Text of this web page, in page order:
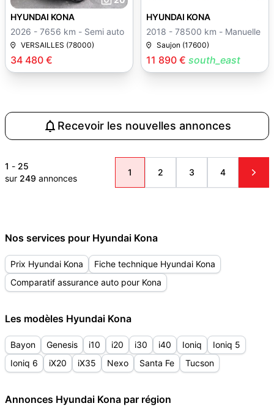
34 480 €
HYUNDAI KONA
2026 - 7656 km - Semi auto
VERSAILLES (78000)
11 890 € south_east
HYUNDAI KONA
2018 - 78500 km - Manuelle
Saujon (17600)
Recevoir les nouvelles annonces
1 - 25
sur 249 annonces
1 2 3 4
Nos services pour Hyundai Kona
Prix Hyundai Kona
Fiche technique Hyundai Kona
Comparatif assurance auto pour Kona
Les modèles Hyundai Kona
Bayon Genesis i10 i20 i30 i40 Ioniq
Ioniq 5
Ioniq 6
iX20 iX35 Nexo Santa Fe Tucson
Annonces Hyundai Kona par région